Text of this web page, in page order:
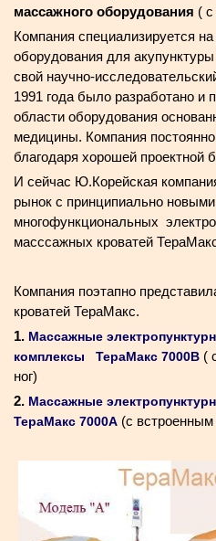
массажного оборудования ( с
Компания специализируется
оборудования для
свой научно-
1991 года было разработано и
области оборудования
медицины. Компания
благодаря хорошей проектной
И сейчас Ю.Корейская
рынок с принципиально
многофункциональных
масссажных кроватей
Компания поэтапно
кроватей ТераМакс.
1. Массажные
комплексы ТераМакс 7000B (
ног)
2. Массажные
ТераМакс 7000A (с